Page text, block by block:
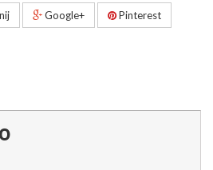
Google+ Pinterest